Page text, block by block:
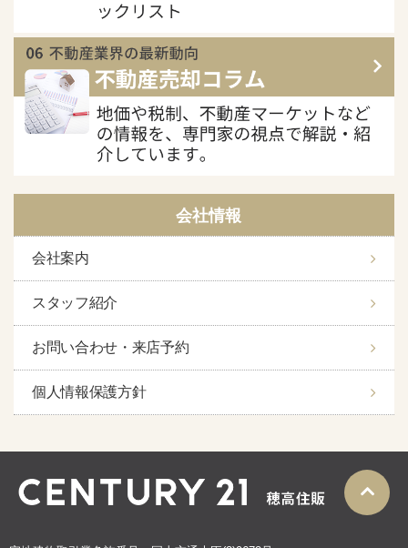
会社情報
会社案内
スタッフ紹介
お問い合わせ・来店予約
個人情報保護方針